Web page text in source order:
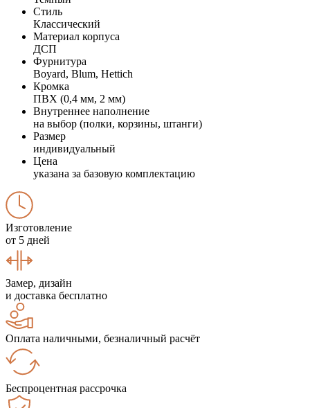
Стиль
Классический
Материал корпуса
ДСП
Фурнитура
Boyard, Blum, Hettich
Кромка
ПВХ (0,4 мм, 2 мм)
Внутреннее наполнение
на выбор (полки, корзины, штанги)
Размер
индивидуальный
Цена
указана за базовую комплектацию
Изготовление
от 5 дней
Замер, дизайн
и доставка бесплатно
Оплата наличными, безналичный расчёт
Беспроцентная рассрочка